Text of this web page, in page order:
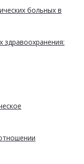
больных в
здравоохранения: